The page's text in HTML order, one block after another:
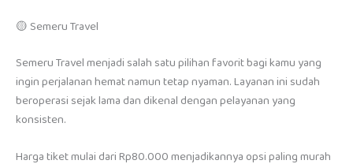
🟡 Semeru Travel
Semeru Travel menjadi salah satu pilihan favorit bagi kamu yang
ingin perjalanan hemat namun tetap nyaman. Layanan ini sudah
beroperasi sejak lama dan dikenal dengan pelayanan yang
konsisten.
Harga tiket mulai dari Rp80.000 menjadikannya opsi paling murah